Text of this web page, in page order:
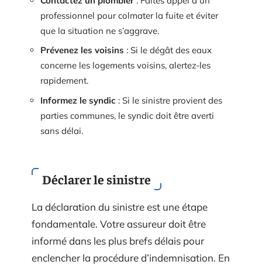
professionnel pour colmater la fuite et éviter
que la situation ne s’aggrave.
Prévenez les voisins : Si le dégât des eaux
concerne les logements voisins, alertez-les
rapidement.
Informez le syndic : Si le sinistre provient des
parties communes, le syndic doit être averti
sans délai.
Déclarer le sinistre
La déclaration du sinistre est une étape
fondamentale. Votre assureur doit être
informé dans les plus brefs délais pour
enclencher la procédure d’indemnisation. En